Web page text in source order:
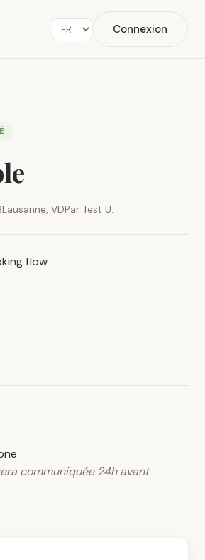
Connexion
Lausanne, VDPar Test U.
flow
communiquée 24h avant